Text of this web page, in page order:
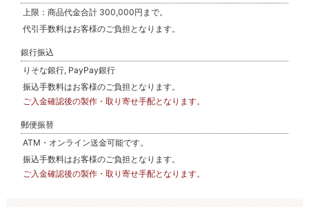
上限：商品代金合計 300,000円まで。
代引手数料はお客様のご負担となります。
銀行振込
りそな銀行, PayPay銀行
振込手数料はお客様のご負担となります。
ご入金確認後の製作・取り寄せ手配となります。
郵便振替
ATM・オンライン送金可能です。
振込手数料はお客様のご負担となります。
ご入金確認後の製作・取り寄せ手配となります。